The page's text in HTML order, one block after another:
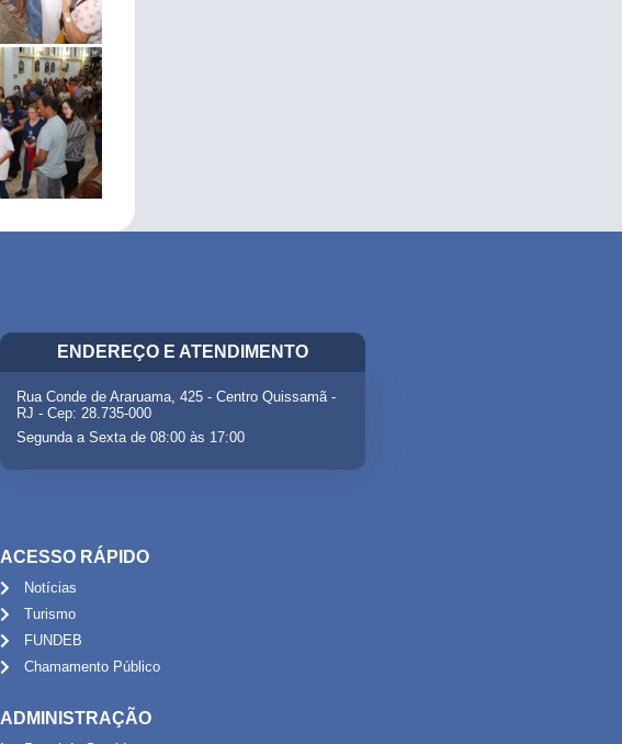
ENDEREÇO E ATENDIMENTO
Rua Conde de Araruama, 425 - Centro Quissamã -
RJ - Cep: 28.735-000
Segunda a Sexta de 08:00 às 17:00
ACESSO RÁPIDO
Notícias
Turismo
FUNDEB
Chamamento Público
ADMINISTRAÇÃO